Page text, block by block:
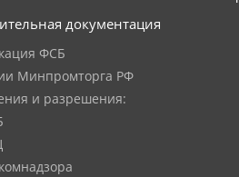
документация
ФСБ
Минпромторга РФ
и разрешения: